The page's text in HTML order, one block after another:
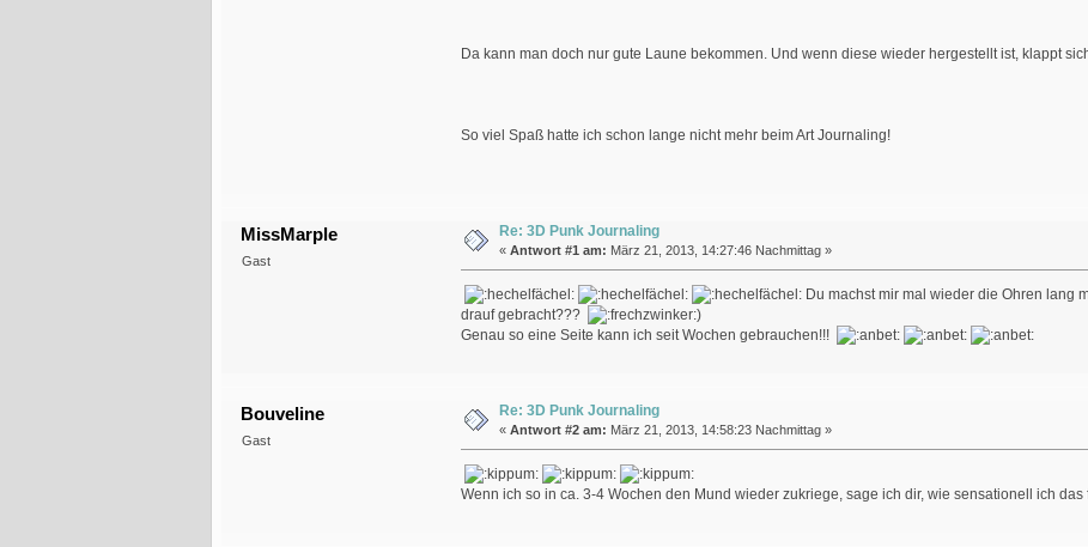
Da kann man doch nur gute Laune bekommen. Und wenn diese wieder hergestellt ist, klappt
So viel Spaß hatte ich schon lange nicht mehr beim Art Journaling!
MissMarple
Gast
Re: 3D Punk Journaling
« Antwort #1 am: März 21, 2013, 14:27:46 Nachmittag »
Du machst mir mal wieder die Ohren lang
drauf gebracht???
)
Genau so eine Seite kann ich seit Wochen gebrauchen!!!
Bouveline
Gast
Re: 3D Punk Journaling
« Antwort #2 am: März 21, 2013, 14:58:23 Nachmittag »
Wenn ich so in ca. 3-4 Wochen den Mund wieder zukriege, sage ich dir, wie sensationell ich das